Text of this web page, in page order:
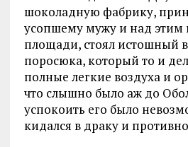
шоколадную фабрику,
усопшему мужу и над этим
площади, стоял истошный
поросюка, который то и
полные легкие воздуха и
что слышно было аж до
успокоить его было
кидался в драку и